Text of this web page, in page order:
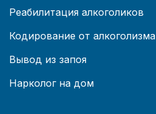
Реабилитация алкоголиков
Кодирование от алкоголизма
Вывод из запоя
Нарколог на дом